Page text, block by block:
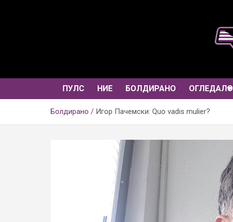
ПУЛС НИЕ БОЛДИРАНО ОГЛЕДАЛО
Болдирано Игор Пачемски: Quo vadis mulier?